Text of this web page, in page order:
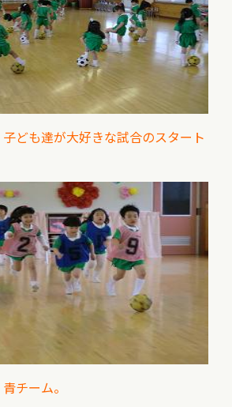
ども達が大好きな試合のスタート
チーム。